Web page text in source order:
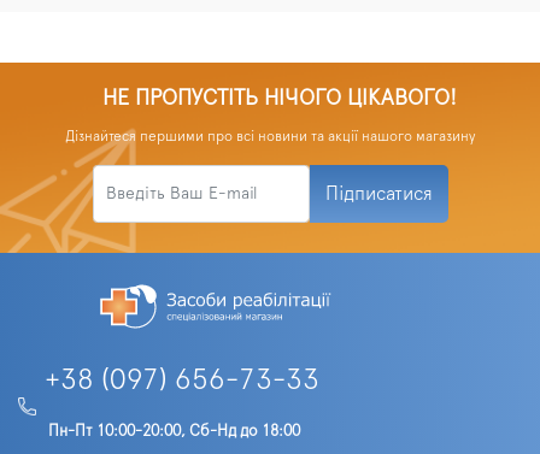
НЕ ПРОПУСТІТЬ НІЧОГО ЦІКАВОГО!
Дізнайтеся першими про всі новини та акції нашого магазину
Підписатися
+38 (097) 656-73-33
Пн-Пт 10:00-20:00, Сб-Нд до 18:00